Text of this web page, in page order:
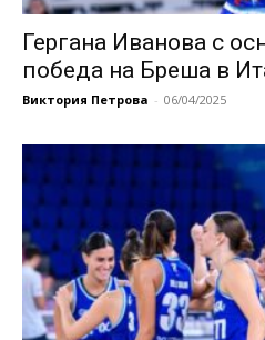
Гергана Иванова с
победа на Бреша в
Виктория Петрова - 06/04/2025